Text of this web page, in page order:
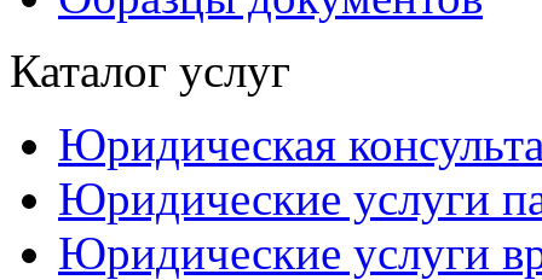
Каталог услуг
Юридическая
Юридические услуги
Юридические услуги